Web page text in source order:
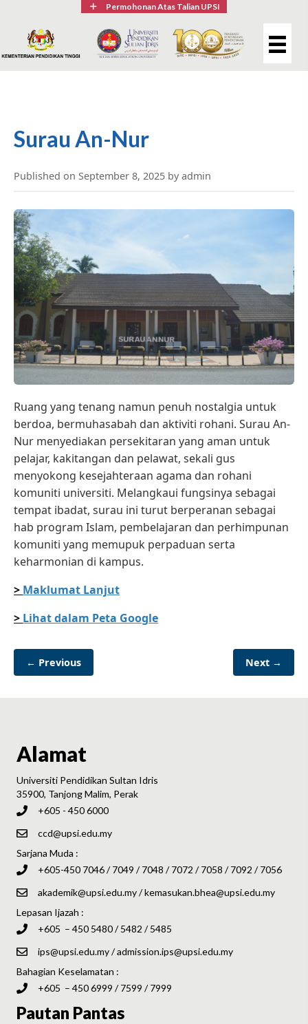
Permohonan Atas Talian UPSI
Surau An-Nur
Published on September 8, 2025 by admin
Ruang yang tenang namun penuh nostalgia untuk
berdoa, bermuhasabah dan aktiviti rohani. Surau An-
Nur menyediakan persekitaran yang aman untuk
pelajar, kakitangan dan pelawat, sekali gus
menyokong kesejahteraan agama dan rohani
komuniti universiti. Melangkaui fungsinya sebagai
tempat ibadat, surau ini turut berperanan sebagai
hab program Islam, pembelajaran dan perhimpunan
komuniti yang memupuk perpaduan serta
keharmonian di kampus.
> Maklumat Lanjut
> Lihat dalam Peta Google
← Previous Next →
Alamat
Universiti Pendidikan Sultan Idris
35900, Tanjong Malim, Perak
+605 - 450 6000
ccd@upsi.edu.my
Sarjana Muda :
+605-450 7046 / 7049 / 7048 / 7072 / 7058 / 7092 / 7056
akademik@upsi.edu.my/kemasukan.bhea@upsi.edu.my
Lepasan Ijazah :
+605 – 450 5480 / 5482 / 5485
ips@upsi.edu.my/admission.ips@upsi.edu.my
Bahagian Keselamatan :
+605 – 450 6999 / 7599 / 7999
Pautan Pantas